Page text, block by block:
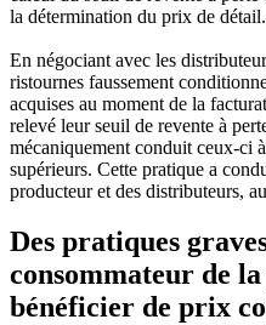
la détermination du prix de détail.
En négociant avec les
ristournes faussement
acquises au moment de la
relevé leur seuil de revente à
mécaniquement conduit ceux-ci
supérieurs. Cette pratique a
producteur et des distributeurs,
Des pratiques
consommateur de
bénéficier de prix